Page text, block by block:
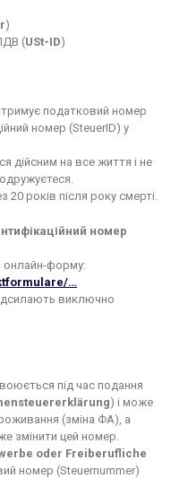
)
(USt-ID)
податковий номер
номер (SteuerID) у
дійсним на все життя і не
20 років після року смерті.
номер
онлайн-форму:
…
виключно
під час подання
) і може
(зміна ФА), а
змінити цей номер.
oder Freiberufliche
номер (Steuernummer)